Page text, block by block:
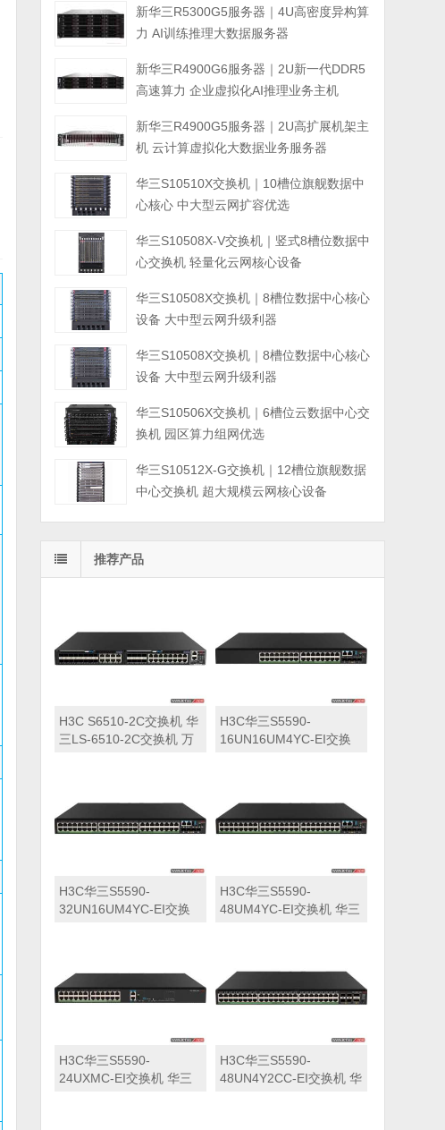
新华三R5300G5服务器｜4U高密度异构算
力 AI训练推理大数据服务器
新华三R4900G6服务器｜2U新一代DDR5
高速算力 企业虚拟化AI推理业务主机
新华三R4900G5服务器｜2U高扩展机架主
机 云计算虚拟化大数据业务服务器
华三S10510X交换机｜10槽位旗舰数据中
心核心 中大型云网扩容优选
华三S10508X-V交换机｜竖式8槽位数据中
心交换机 轻量化云网核心设备
华三S10508X交换机｜8槽位数据中心核心
设备 大中型云网升级利器
华三S10508X交换机｜8槽位数据中心核心
设备 大中型云网升级利器
华三S10506X交换机｜6槽位云数据中心交
换机 园区算力组网优选
华三S10512X-G交换机｜12槽位旗舰数据
中心交换机 超大规模云网核心设备
推荐产品
H3C S6510-2C交换机 华
三LS-6510-2C交换机 万
H3C华三S5590-
16UN16UM4YC-EI交换
H3C华三S5590-
32UN16UM4YC-EI交换
H3C华三S5590-
48UM4YC-EI交换机 华三
H3C华三S5590-
24UXMC-EI交换机 华三
H3C华三S5590-
48UN4Y2CC-EI交换机 华